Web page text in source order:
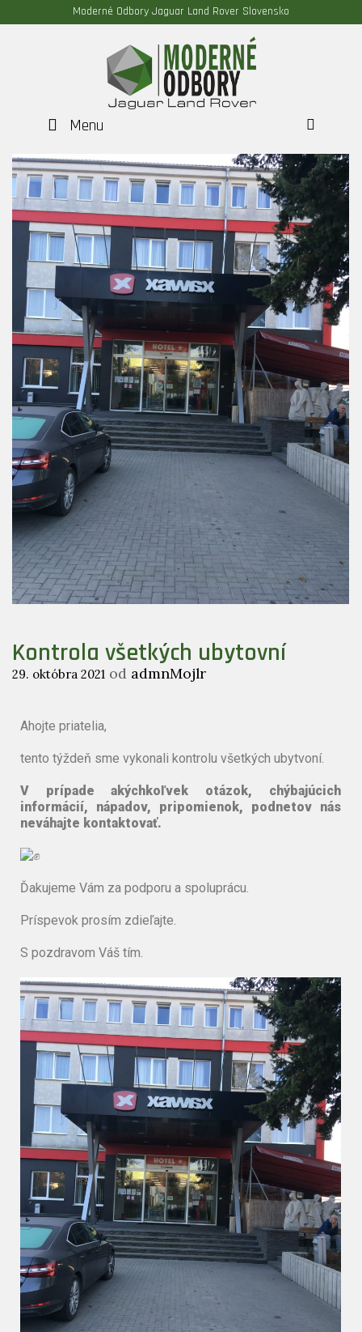
Moderné Odbory Jaguar Land Rover Slovensko
Menu
Kontrola všetkých ubytovní
29. októbra 2021 od admnMojlr
Ahojte priatelia,
tento týždeň sme vykonali kontrolu všetkých ubytvoní.
V prípade akýchkoľvek otázok, chýbajúcich
informácií, nápadov, pripomienok, podnetov nás
neváhajte kontaktovať.
Ďakujeme Vám za podporu a spoluprácu.
Príspevok prosím zdieľajte.
S pozdravom Váš tím.